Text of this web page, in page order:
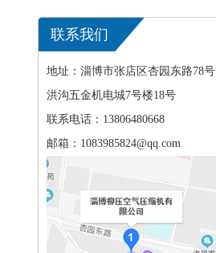
联系我们
地址：淄博市张店区杏园东路78号
洪沟五金机电城7号楼18号
联系电话：13806480668
邮箱：1083985824@qq.com